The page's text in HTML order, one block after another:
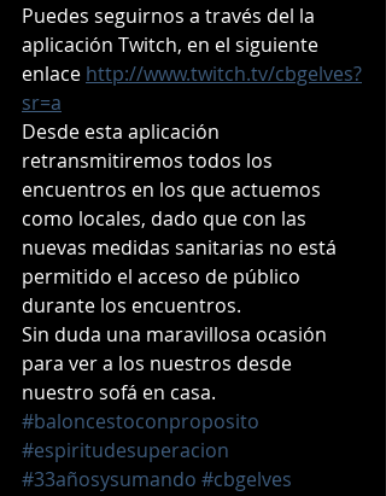
Puedes seguirnos a través del la
aplicación Twitch, en el siguiente
enlace http://www.twitch.tv/cbgelves?
sr=a
Desde esta aplicación
retransmitiremos todos los
encuentros en los que actuemos
como locales, dado que con las
nuevas medidas sanitarias no está
permitido el acceso de público
durante los encuentros.
Sin duda una maravillosa ocasión
para ver a los nuestros desde
nuestro sofá en casa.
#baloncestoconproposito
#espiritudesuperacion
#33añosysumando #cbgelves